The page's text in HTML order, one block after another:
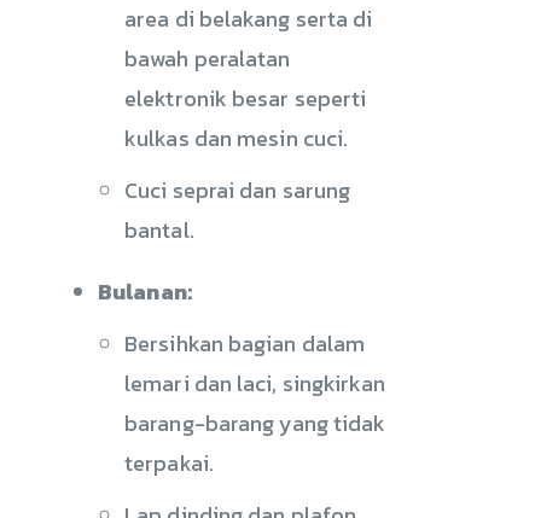
area di belakang serta di
bawah peralatan
elektronik besar seperti
kulkas dan mesin cuci.
Cuci seprai dan sarung
bantal.
Bulanan:
Bersihkan bagian dalam
lemari dan laci, singkirkan
barang-barang yang tidak
terpakai.